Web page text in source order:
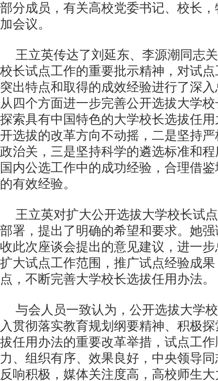
部分成员，有关高校党委书记、校长
加会议。
王立英传达了刘延东、李源潮同志
校长试点工作的重要批示精神，对试
突出特点和取得的成效经验进行了深
从四个方面进一步完善公开选拔大学
探索具有中国特色的大学校长选拔任
开选拔的改革方向不动摇，二是坚持
政治关，三是坚持科学的遴选标准和
国内公选工作中的成功经验，合理借
的有效经验。
王立英对扩大公开选拔大学校长试
部署，提出了明确的希望和要求。她
收此次座谈会提出的意见建议，进一
扩大试点工作范围，推广试点经验成
点，不断完善大学校长选拔任用办法。
与会人员一致认为，公开选拔大学
入贯彻落实教育规划纲要精神、积极
拔任用办法的重要改革举措，试点工
力、组织有序、效果良好，中央领导
反响积极，媒体关注度高，高校师生